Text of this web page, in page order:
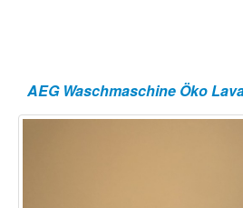
AEG Waschmaschine Öko